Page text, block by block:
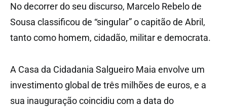
No decorrer do seu discurso, Marcelo Rebelo de
Sousa classificou de “singular” o capitão de Abril,
tanto como homem, cidadão, militar e democrata.
A Casa da Cidadania Salgueiro Maia envolve um
investimento global de três milhões de euros, e a
sua inauguração coincidiu com a data do